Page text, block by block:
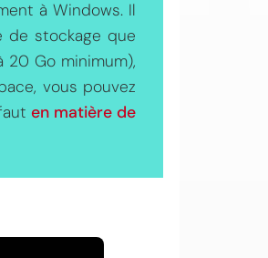
à Windows. Il
de stockage que
20 Go minimum),
vous pouvez
en matière de